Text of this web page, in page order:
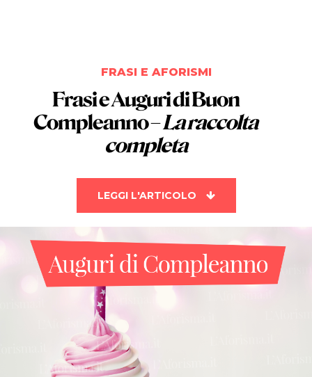
FRASI E AFORISMI
FrasieAuguri di Buon
Compleanno–La raccolta
completa
LEGGI L'ARTICOLO